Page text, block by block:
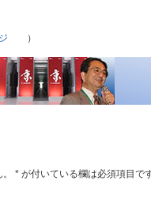
）
*が付いている欄は必須項目で